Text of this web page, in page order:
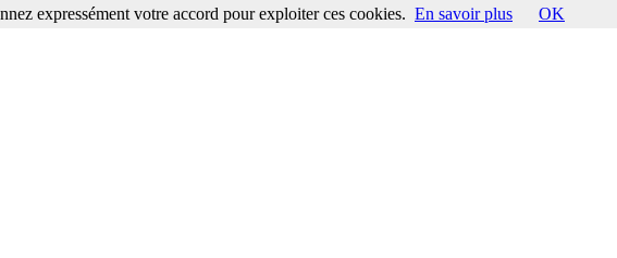
expressément votre accord pour exploiter ces cookies. En savoir plus OK